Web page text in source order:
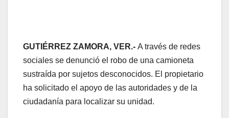
GUTIÉRREZ ZAMORA, VER.- A través de redes
sociales se denunció el robo de una camioneta
sustraída por sujetos desconocidos. El propietario
ha solicitado el apoyo de las autoridades y de la
ciudadanía para localizar su unidad.